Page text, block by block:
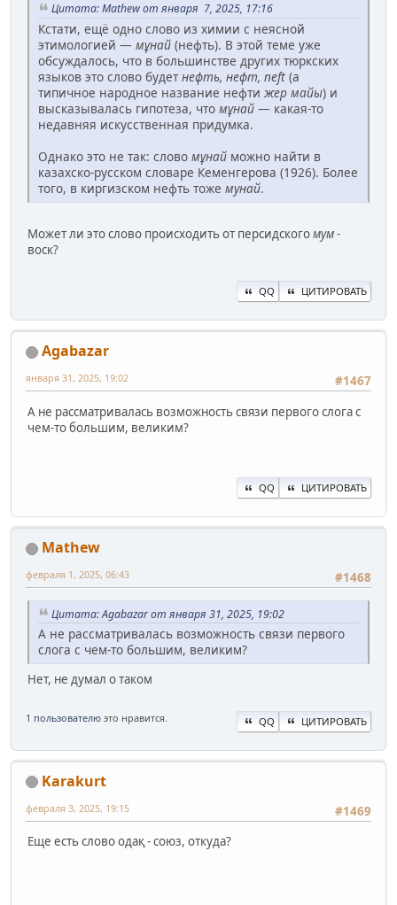
Цитата: Mathew от января 7, 2025, 17:16
Кстати, ещё одно слово из химии с неясной
этимологией — мұнай (нефть). В этой теме уже
обсуждалось, что в большинстве других тюркских
языков это слово будетнефть, нефт, neft (а
типичное народное название нефтижер майы) и
высказывалась гипотеза, что мұнай — какая-то
недавняя искусственная придумка.
Однако это не так: слово мұнай можно найти в
казахско-русском словаре Кеменгерова (1926). Более
того, в киргизском нефть тоже мунай.
Может ли это слово происходить от персидскогомум-
воск?
QQ ЦИТИРОВАТЬ
Agabazar
#1467
января 31, 2025, 19:02
А не рассматривалась возможность связи первого слога с
чем-то большим, великим?
QQ ЦИТИРОВАТЬ
Mathew
#1468
февраля 1, 2025, 06:43
Цитата: Agabazar от января 31, 2025, 19:02
А не рассматривалась возможность связи первого
слога с чем-то большим, великим?
Нет, не думал о таком
1 пользователю это нравится. QQ ЦИТИРОВАТЬ
Karakurt
#1469
февраля 3, 2025, 19:15
Еще есть слово одақ - союз, откуда?